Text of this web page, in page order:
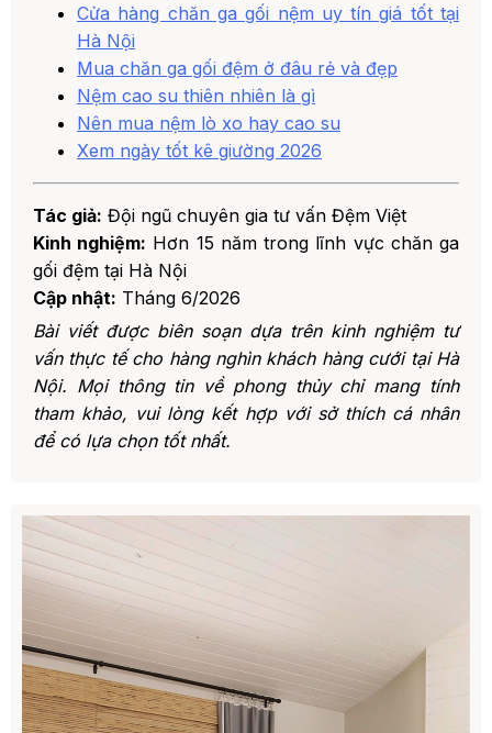
Cửa hàng chăn ga gối nệm uy tín giá tốt tại
Hà Nội
Mua chăn ga gối đệm ở đâu rẻ và đẹp
Nệm cao su thiên nhiên là gì
Nên mua nệm lò xo hay cao su
Xem ngày tốt kê giường 2026
Tác giả: Đội ngũ chuyên gia tư vấn Đệm Việt
Kinh nghiệm: Hơn 15 năm trong lĩnh vực chăn ga
gối đệm tại Hà Nội
Cập nhật: Tháng 6/2026
Bài viết được biên soạn dựa trên kinh nghiệm tư
vấn thực tế cho hàng nghìn khách hàng cưới tại Hà
Nội. Mọi thông tin về phong thủy chỉ mang tính
tham khảo, vui lòng kết hợp với sở thích cá nhân
để có lựa chọn tốt nhất.